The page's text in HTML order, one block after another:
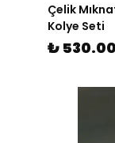
Çelik
Kolye Seti
₺ 530.00